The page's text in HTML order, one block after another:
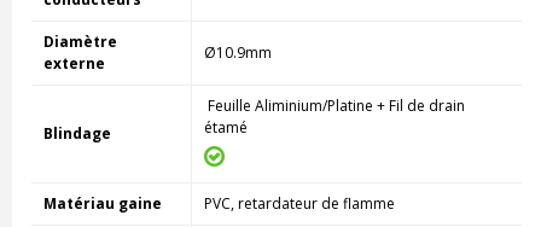
Diamètre
externe
Ø10.9mm
Blindage
Feuille Aliminium/Platine + Fil de drain
étamé
Matériau gaine PVC, retardateur de flamme